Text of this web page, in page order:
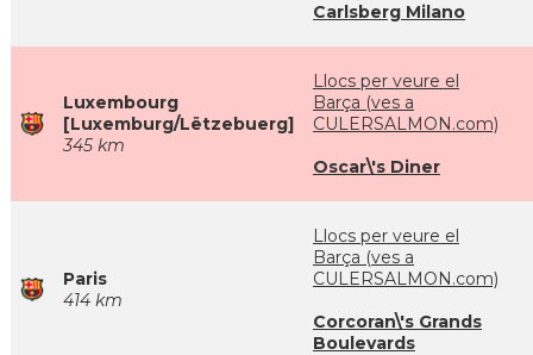
Carlsberg Milano
Luxembourg
[Luxemburg/Lëtzebuerg]
345 km
Llocs per veure el
Barça (ves a
CULERSALMON.com)
Oscar\'s Diner
Paris
414 km
Llocs per veure el
Barça (ves a
CULERSALMON.com)
Corcoran\'s Grands
Boulevards